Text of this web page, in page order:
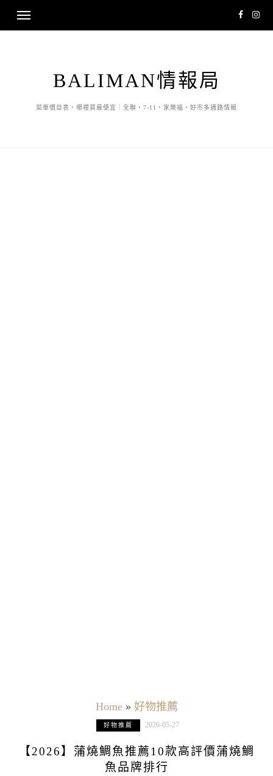
BALIMAN情報局
菜單價目表・哪裡買最便宜｜全聯・7-11・家樂福・好市多通路情報
Home» 好物推薦
好物推薦 2026-05-27
【2026】蒲燒鯛魚推薦10款高評價蒲燒鯛
魚品牌排行